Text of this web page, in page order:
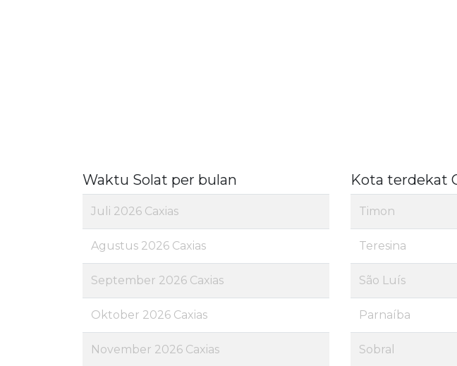
Waktu Solat per bulan
Juli 2026 Caxias
Agustus 2026 Caxias
September 2026 Caxias
Oktober 2026 Caxias
November 2026 Caxias
Kota terdekat
Timon
Teresina
São Luís
Parnaíba
Sobral